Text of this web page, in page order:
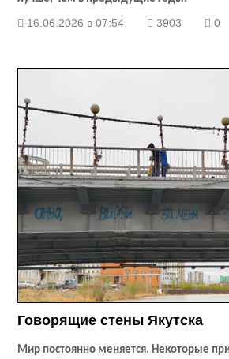
16.06.2026 в 07:54 3903 0
Говорящие стены Якутска
Мир постоянно меняется. Некоторые